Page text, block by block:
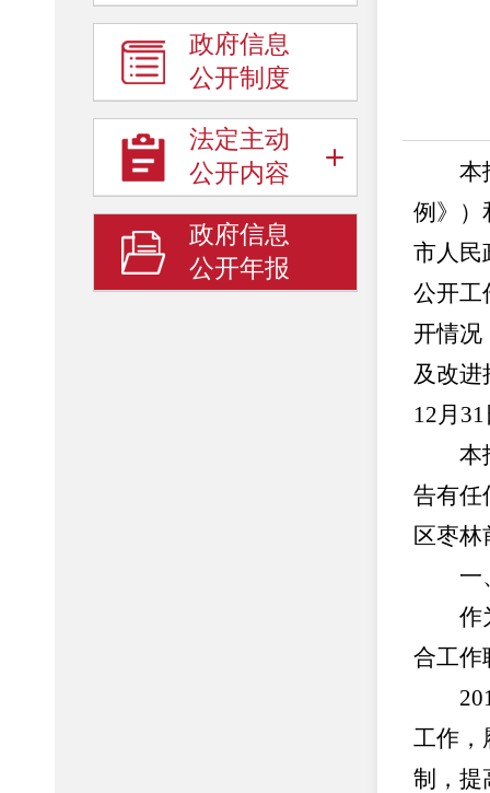
政府信息
公开制度
法定主动
公开内容
政府信息
公开年报
本报
例》）
市人民
公开工
开情况
及改进
12月
本报
告有任
区枣林
一
作为
合工作
2015
工作，
制，提